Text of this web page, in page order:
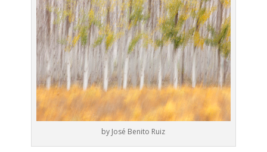
by José Benito Ruiz